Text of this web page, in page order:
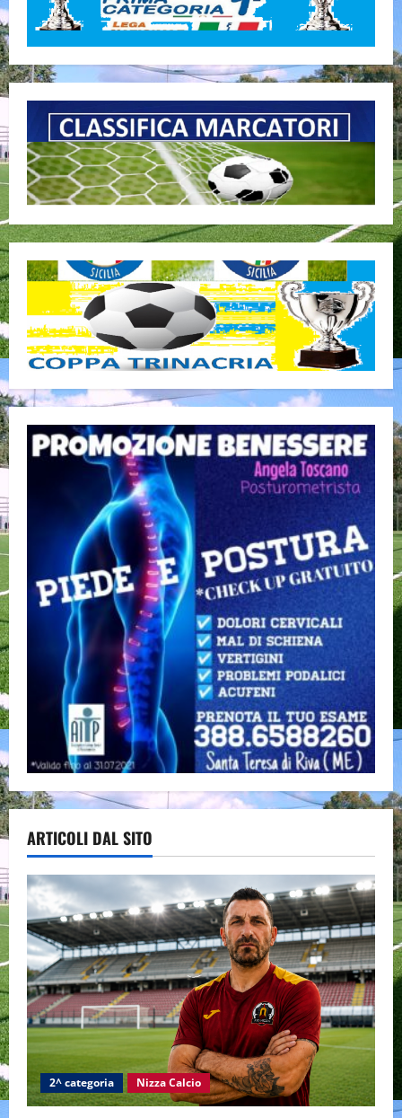
ARTICOLI DAL SITO
2^ categoria Nizza Calcio